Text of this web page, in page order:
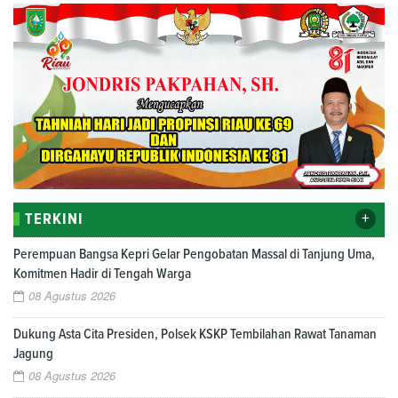
TERKINI +
Perempuan Bangsa Kepri Gelar Pengobatan Massal di Tanjung Uma,
Komitmen Hadir di Tengah Warga
08 Agustus 2026
Dukung Asta Cita Presiden, Polsek KSKP Tembilahan Rawat Tanaman
Jagung
08 Agustus 2026